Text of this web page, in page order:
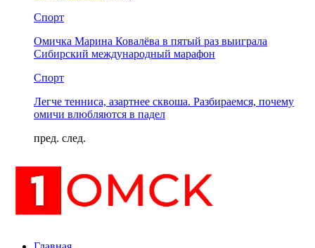
Спорт
Омичка Марина Ковалёва в пятый раз выиграла
Сибирский международный марафон
Спорт
Легче тенниса, азартнее сквоша. Разбираемся, почему
омичи влюбляются в падел
пред. след.